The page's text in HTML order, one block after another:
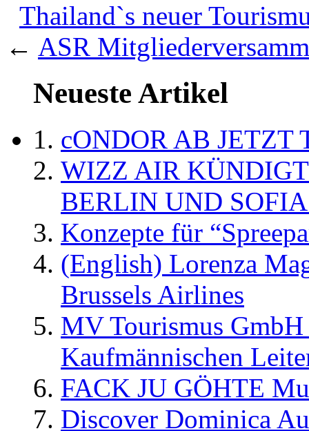
Thailand`s neuer
← ASR
Neueste Artikel
cONDOR AB
WIZZ AIR
BERLIN UND
Konzepte für
(English) Lorenza
Brussels Airlines
MV Tourismus
Kaufmännischen
FACK JU GÖHTE
Discover Dominica